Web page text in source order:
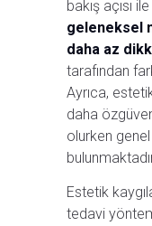
bakış açısı
geleneksel
daha az
tarafından
Ayrıca,
daha
olurken genel
Estetik
tedavi